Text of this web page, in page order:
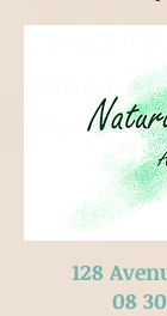
128
​08